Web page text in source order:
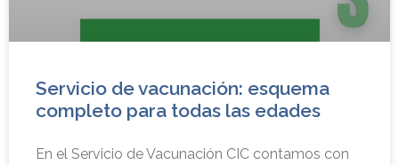
Servicio de vacunación: esquema
completo para todas las edades
En el Servicio de Vacunación CIC contamos con